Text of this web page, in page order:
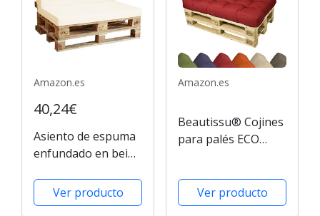
Amazon.es
40,24€
Asiento de espuma
enfundado en beige
Ver producto
Amazon.es
Beautissu® Cojines
para palés ECO
120x40x10-20 cm :
Rojo - Cojín:
Ver producto